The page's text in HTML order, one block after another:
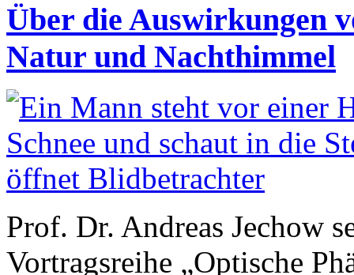
Über die Auswirkungen
Natur und Nachthimmel
Prof. Dr. Andreas Jechow
Vortragsreihe „Optische